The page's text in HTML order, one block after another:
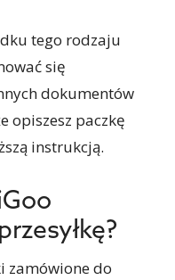
tego rodzaju
się
dokumentów
opiszesz paczkę
instrukcją.
zamówione do